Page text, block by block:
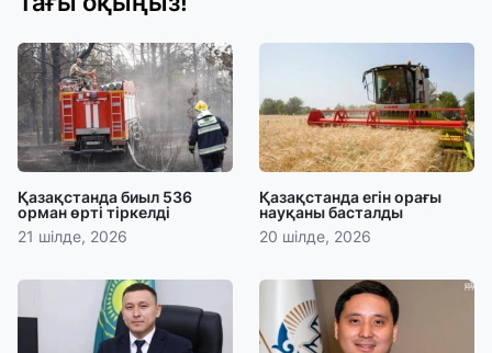
Қазақстанда биыл 536
орман өрті тіркелді
21 шілде, 2026
Қазақстанда егін орағы
науқаны басталды
20 шілде, 2026